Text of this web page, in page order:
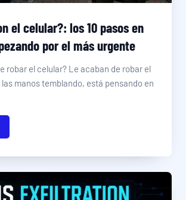
el celular?: los 10 pasos en
por el más urgente
robar el celular? Le acaban de robar el
manos temblando, está pensando en